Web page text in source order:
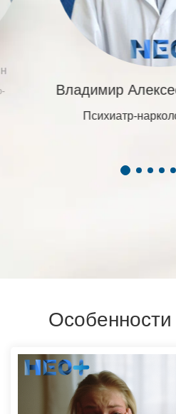
Владимир
Психиатр-
Особенности